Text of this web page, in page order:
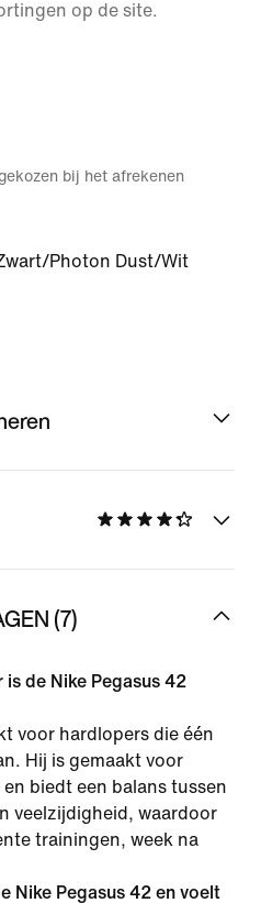
op de site.
bij het afrekenen
Photon Dust/Wit
(7)
de Nike Pegasus 42
voor hardlopers die één
Hij is gemaakt voor
biedt een balans tussen
veelzijdigheid, waardoor
trainingen, week na
Nike Pegasus 42 en voelt